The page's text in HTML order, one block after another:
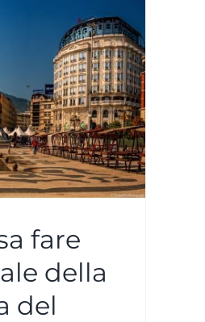
fare
della
del